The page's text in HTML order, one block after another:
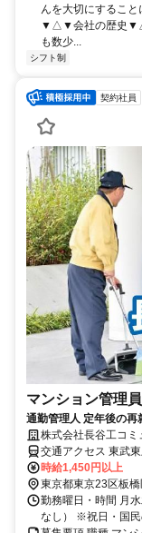
んを大切にすること
▼△▼会社の歴史
も数少...
シフト制
契約社員
マンション管理
通勤管理人 定年後の再
代、60代、シニア世代
株式会社長谷工コミ
交通アクセス 東武
時給1,450円以上
東京都東京23区板
勤務曜日・時間 月
なし） ※祝日・国